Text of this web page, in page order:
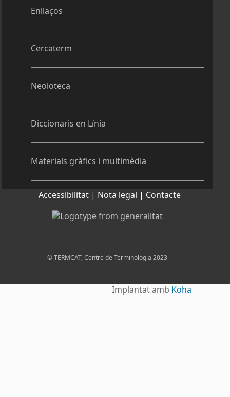
Enllaços
Cercaterm
Neoloteca
Diccionaris en Línia
Materials gràfics i multimèdia
Accessibilitat | Nota legal | Contacte
© TERMCAT, Centre de Terminologia 2023
Implantat amb Koha